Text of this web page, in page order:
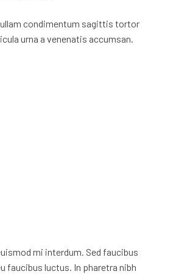
condimentum sagittis tortor
urna a venenatis accumsan.
mi interdum. Sed faucibus
faucibus luctus. In pharetra nibh